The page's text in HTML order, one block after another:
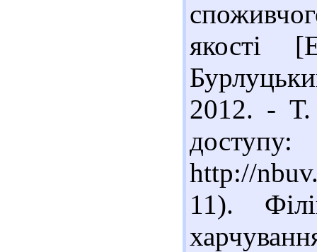
якості
2012. -
доступу:
http://
11).